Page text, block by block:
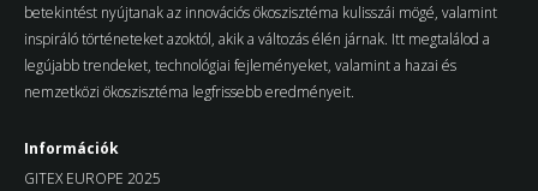
betekintést nyújtanak az innovációs ökoszisztéma kulisszái mögé, valamint
inspiráló történeteket azoktól, akik a változás élén járnak. Itt megtalálod a
legújabb trendeket, technológiai fejleményeket, valamint a hazai és
nemzetközi ökoszisztéma legfrissebb eredményeit.
Információk
GITEX EUROPE 2025